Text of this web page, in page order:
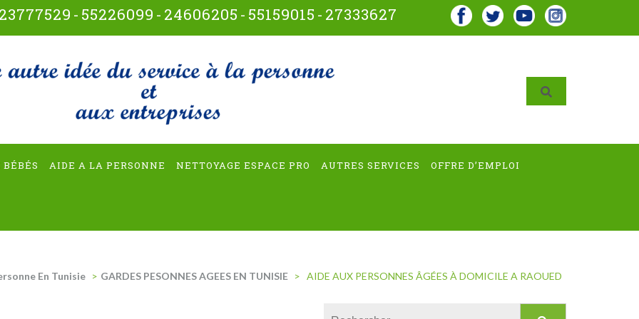
23777529 - 55226099 - 24606205 - 55159015 - 27333627
multiservices
BÉBÉS AIDE A LA PERSONNE NETTOYAGE ESPACE PRO AUTRES SERVICES OFFRE D’EMPLOI
En Tunisie > GARDES PESONNES AGEES EN TUNISIE > AIDE AUX PERSONNES ÂGÉES À DOMICILE A RAOUED
Rechercher :